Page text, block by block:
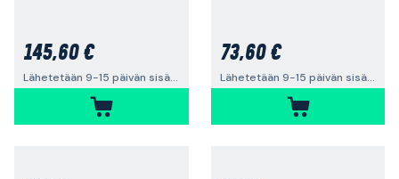
145,60 €
Lähetetään 9-15 päivän sisällä
73,60 €
Lähetetään 9-15 päivän sisällä